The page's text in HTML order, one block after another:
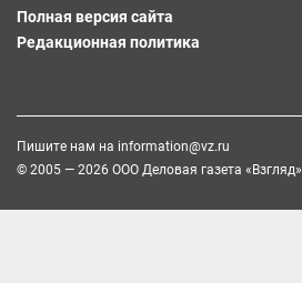
Полная версия сайта
Редакционная политика
Пишите нам на information@vz.ru
© 2005 — 2026 ООО Деловая газета «Взгляд»